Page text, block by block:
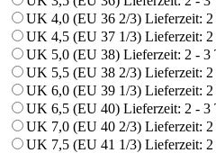
UK 4,0 (EU 36 2/3) Lieferzeit: 2
UK 4,5 (EU 37 1/3) Lieferzeit: 2
UK 5,0 (EU 38) Lieferzeit: 2 - 3
UK 5,5 (EU 38 2/3) Lieferzeit: 2
UK 6,0 (EU 39 1/3) Lieferzeit: 2
UK 6,5 (EU 40) Lieferzeit: 2 - 3
UK 7,0 (EU 40 2/3) Lieferzeit: 2
UK 7,5 (EU 41 1/3) Lieferzeit: 2